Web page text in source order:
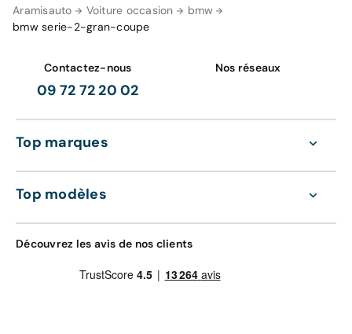
Aramisauto Voiture occasion
bmw
bmw serie-2-gran-coupe
Contactez-nous
09 72 72 20 02
Nos réseaux
Top marques
Top modèles
Découvrez les avis de nos clients